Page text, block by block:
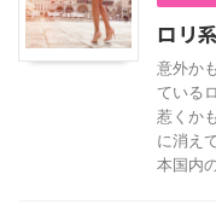
ロリ
意外か
ている
惹くか
に消え
本国内